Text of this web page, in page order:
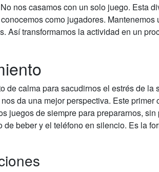
nos casamos con un solo juego. Esta
como jugadores. Mantenemos
Así transformamos la actividad en un
de calma para sacudirnos el estrés de la
da una mejor perspectiva. Este primer
juegos de siempre para prepararnos, sin
beber y el teléfono en silencio. Es la